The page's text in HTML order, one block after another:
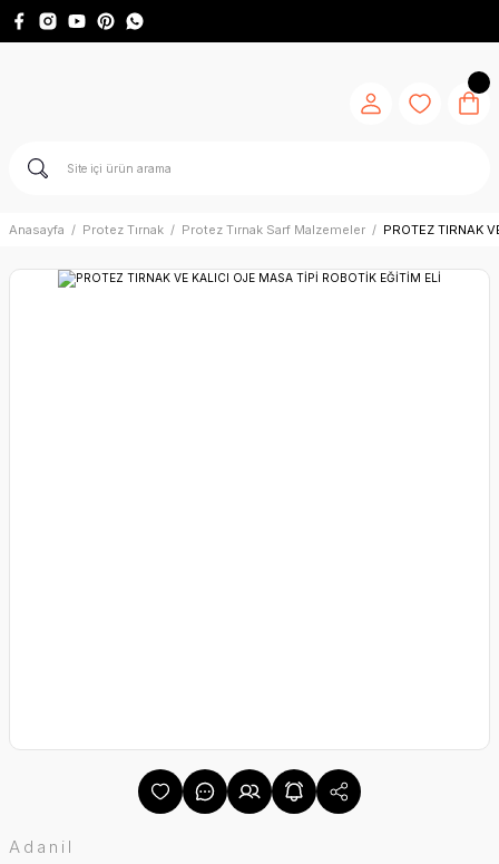
Anasayfa Protez Tırnak Protez Tırnak Sarf Malzemeler PROTEZ TIRNAK
Adanil